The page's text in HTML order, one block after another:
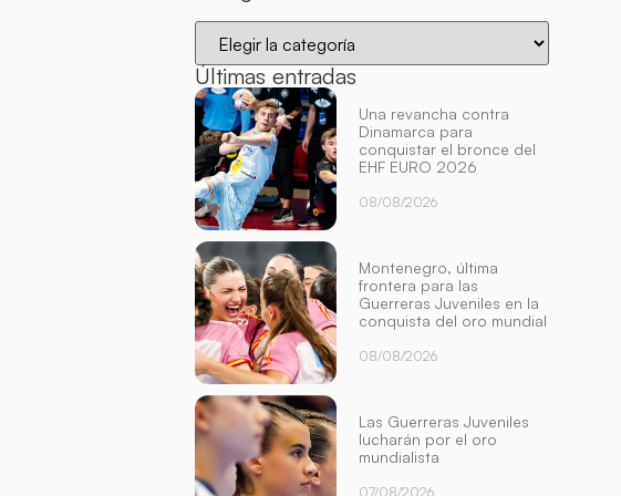
Últimas entradas
Una revancha contra
Dinamarca para
conquistar el bronce del
EHF EURO 2026
08/08/2026
Montenegro, última
frontera para las
Guerreras Juveniles en la
conquista del oro mundial
08/08/2026
Las Guerreras Juveniles
lucharán por el oro
mundialista
07/08/2026